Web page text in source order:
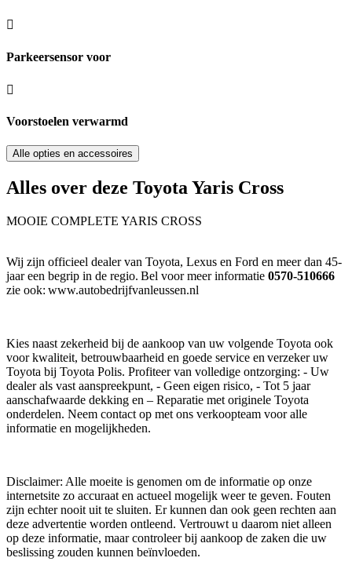
Parkeersensor voor
Voorstoelen verwarmd
Alle opties en accessoires
Alles over deze Toyota Yaris Cross
MOOIE COMPLETE YARIS CROSS
Wij zijn officieel dealer van Toyota, Lexus en Ford en meer dan 45-
jaar een begrip in de regio. Bel voor meer informatie 0570-510666
zie ook: www.autobedrijfvanleussen.nl
Kies naast zekerheid bij de aankoop van uw volgende Toyota ook
voor kwaliteit, betrouwbaarheid en goede service en verzeker uw
Toyota bij Toyota Polis. Profiteer van volledige ontzorging: - Uw
dealer als vast aanspreekpunt, - Geen eigen risico, - Tot 5 jaar
aanschafwaarde dekking en – Reparatie met originele Toyota
onderdelen. Neem contact op met ons verkoopteam voor alle
informatie en mogelijkheden.
Disclaimer: Alle moeite is genomen om de informatie op onze
internetsite zo accuraat en actueel mogelijk weer te geven. Fouten
zijn echter nooit uit te sluiten. Er kunnen dan ook geen rechten aan
deze advertentie worden ontleend. Vertrouwt u daarom niet alleen
op deze informatie, maar controleer bij aankoop de zaken die uw
beslissing zouden kunnen beïnvloeden.